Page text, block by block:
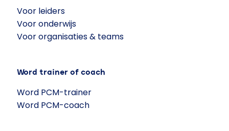
Voor leiders
Voor onderwijs
Voor organisaties & teams
Word trainer of coach
Word PCM-trainer
Word PCM-coach